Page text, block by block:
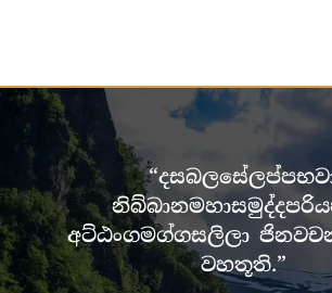
අට්ඨංගමග්ගසලිලා
වහතූති.”